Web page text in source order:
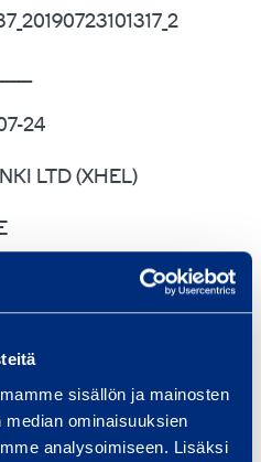
sisällön ja mainosten
ominaisuuksien
analysoimiseen. Lisäksi
24
LTD (XHEL)
9 EUR